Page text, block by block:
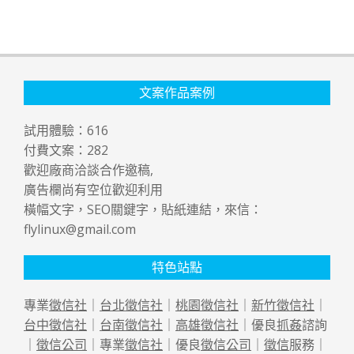
文案作品案例
試用體驗： 616
付費文案： 282
歡迎廠商洽談合作邀稿,
廣告欄尚有空位歡迎利用
橫幅文字，SEO關鍵字，貼紙連結，來信：
flylinux@gmail.com
特色站點
專業徵信社 ｜ 台北徵信社 ｜ 桃園徵信社 ｜ 新竹徵信社 ｜
台中徵信社 ｜ 台南徵信社 ｜ 高雄徵信社 ｜優良抓姦諮詢
｜ 徵信公司 ｜專業徵信社 ｜優良徵信公司 ｜ 徵信服務｜